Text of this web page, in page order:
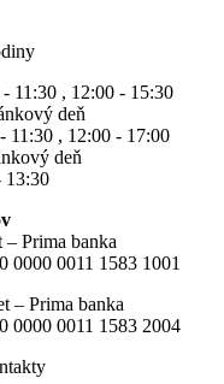
11:30 , 12:00 - 15:30
deň
11:30 , 12:00 - 17:00
deň
13:30
– Prima banka
0000 0011 1583 1001
– Prima banka
0000 0011 1583 2004